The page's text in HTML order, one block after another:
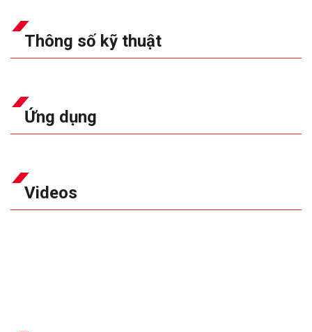
Thông số kỹ thuật
Ứng dụng
Videos